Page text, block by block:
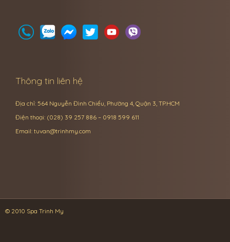
Thông tin liên hệ
Địa chỉ: 564 Nguyễn Đình Chiểu, Phường 4, Quận 3, TP.HCM
Điện thoại: (028) 39 257 886 – 0918 599 611
Email: tuvan@trinhmy.com
© 2010 Spa Trinh My